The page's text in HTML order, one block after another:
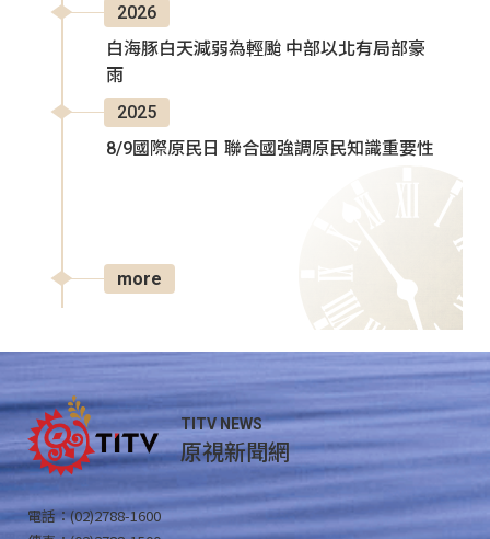
2026
白海豚白天減弱為輕颱 中部以北有局部豪
雨
2025
8/9國際原民日 聯合國強調原民知識重要性
more
TITV NEWS
原視新聞網
電話：(02)2788-1600